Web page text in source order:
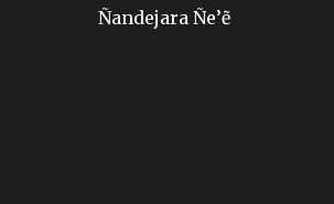
Ñandejara Ñe’ẽ